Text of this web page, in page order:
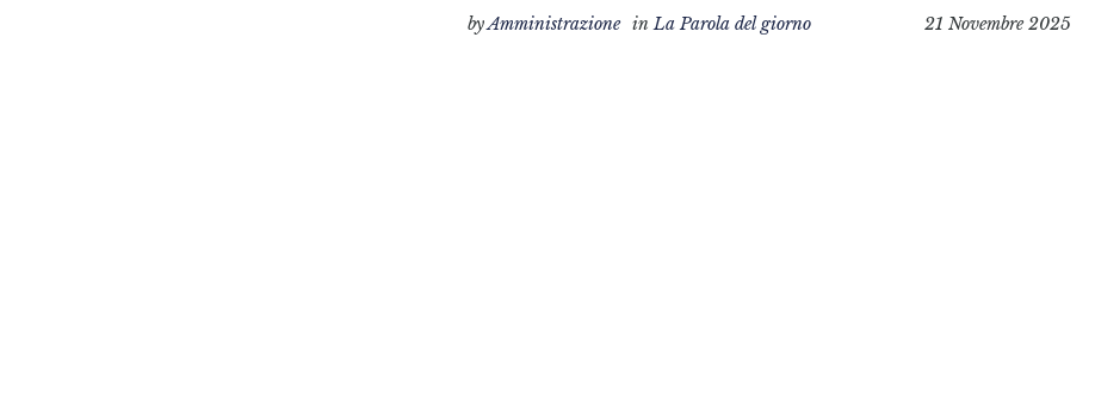
21 Novembre 2025
byAmministrazione inLa Parola del giorno